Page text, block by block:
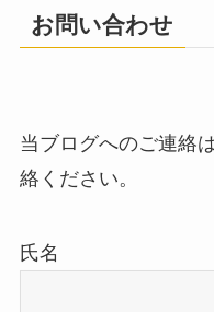
お問い合わせ
当ブログへのご連絡
絡ください。
氏名